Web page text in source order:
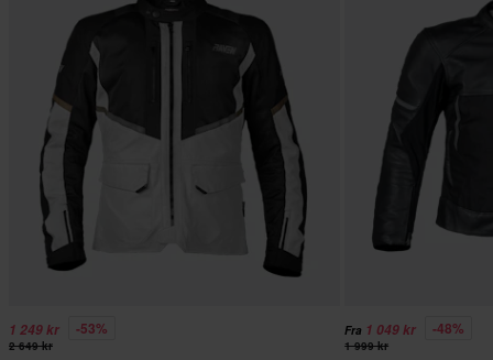
1 249 kr -53%
2 649 kr
Fra 1 049 kr -48%
1 999 kr